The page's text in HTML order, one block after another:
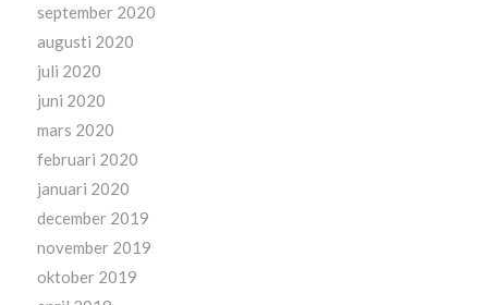
september 2020
augusti 2020
juli 2020
juni 2020
mars 2020
februari 2020
januari 2020
december 2019
november 2019
oktober 2019